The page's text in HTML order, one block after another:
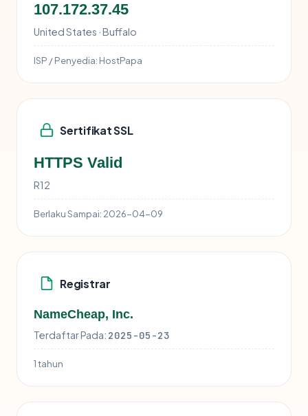
107.172.37.45
United States · Buffalo
ISP / Penyedia: HostPapa
Sertifikat SSL
HTTPS Valid
R12
Berlaku Sampai: 2026-04-09
Registrar
NameCheap, Inc.
Terdaftar Pada: 2025-05-23
1 tahun